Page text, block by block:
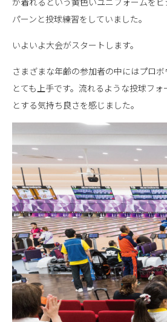
パーンと投球練習をしていました。
いよいよ大会がスタートします。
さまざまな年齢の参加者の中にはプロ
とても上手です。流れるような投球フ
とする気持ち良さを感じました。